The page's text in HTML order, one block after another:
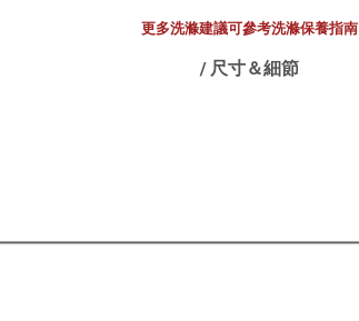
更多洗滌建議可參考洗滌保養指南
/ 尺寸＆細節